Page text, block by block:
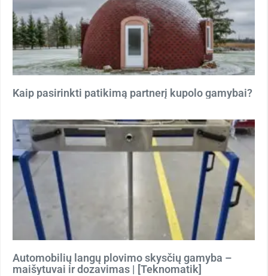
Kaip pasirinkti patikimą partnerį kupolo gamybai?
Automobilių langų plovimo skysčių gamyba –
maišytuvai ir dozavimas | [Teknomatik]